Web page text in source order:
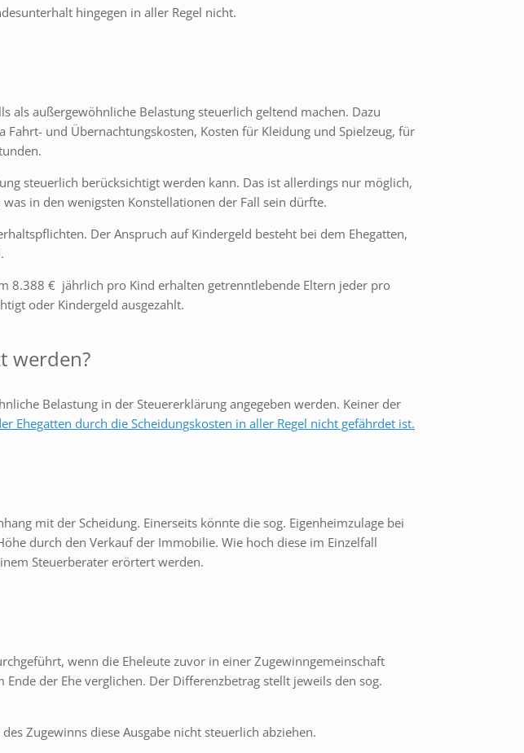
hingegen in aller Regel nicht.
als außergewöhnliche Belastung steuerlich geltend machen. Dazu
und Übernachtungskosten, Kosten für Kleidung und Spielzeug, für
steuerlich berücksichtigt werden kann. Das ist allerdings nur möglich,
in den wenigsten Konstellationen der Fall sein dürfte.
Der Anspruch auf Kindergeld besteht bei dem Ehegatten,
8.388 € jährlich pro Kind erhalten getrenntlebende Eltern jeder pro
oder Kindergeld ausgezahlt.
werden?
Belastung in der Steuererklärung angegeben werden. Keiner der
Ehegatten durch die Scheidungskosten in aller Regel nicht gefährdet ist.
mit der Scheidung. Einerseits könnte die sog. Eigenheimzulage bei
durch den Verkauf der Immobilie. Wie hoch diese im Einzelfall
Steuerberater erörtert werden.
wenn die Eheleute zuvor in einer Zugewinngemeinschaft
der Ehe verglichen. Der Differenzbetrag stellt jeweils den sog.
Zugewinns diese Ausgabe nicht steuerlich abziehen.